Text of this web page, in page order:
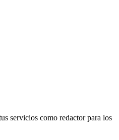
servicios como redactor para los